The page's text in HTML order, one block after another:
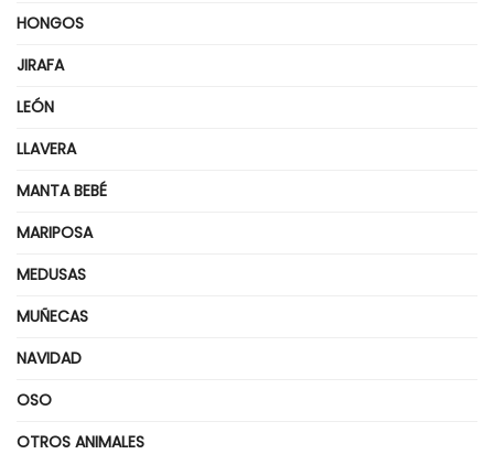
HONGOS
JIRAFA
LEÓN
LLAVERA
MANTA BEBÉ
MARIPOSA
MEDUSAS
MUÑECAS
NAVIDAD
OSO
OTROS ANIMALES